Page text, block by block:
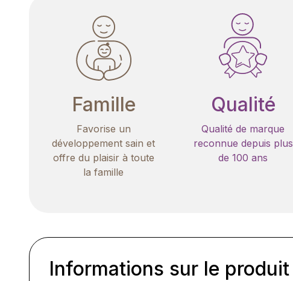
Famille
Favorise un
développement sain et
offre du plaisir à toute
la famille
Qualité
Qualité de marque
reconnue depuis plus
de 100 ans
Informations sur le produit